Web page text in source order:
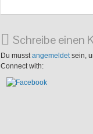
Schreibe einen
Du musstangemeldetsein,
Connect with: